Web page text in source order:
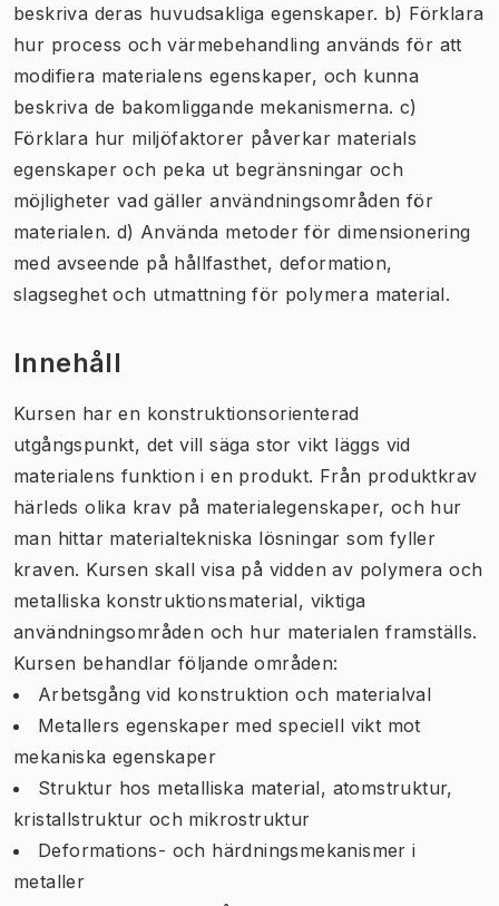
beskriva deras huvudsakliga egenskaper. b) Förklara
hur process och värmebehandling används för att
modifiera materialens egenskaper, och kunna
beskriva de bakomliggande mekanismerna. c)
Förklara hur miljöfaktorer påverkar materials
egenskaper och peka ut begränsningar och
möjligheter vad gäller användningsområden för
materialen. d) Använda metoder för dimensionering
med avseende på hållfasthet, deformation,
slagseghet och utmattning för polymera material.
Innehåll
Kursen har en konstruktionsorienterad
utgångspunkt, det vill säga stor vikt läggs vid
materialens funktion i en produkt. Från produktkrav
härleds olika krav på materialegenskaper, och hur
man hittar materialtekniska lösningar som fyller
kraven. Kursen skall visa på vidden av polymera och
metalliska konstruktionsmaterial, viktiga
användningsområden och hur materialen framställs.
Kursen behandlar följande områden:
Arbetsgång vid konstruktion och materialval
Metallers egenskaper med speciell vikt mot
mekaniska egenskaper
Struktur hos metalliska material, atomstruktur,
kristallstruktur och mikrostruktur
Deformations- och härdningsmekanismer i
metaller